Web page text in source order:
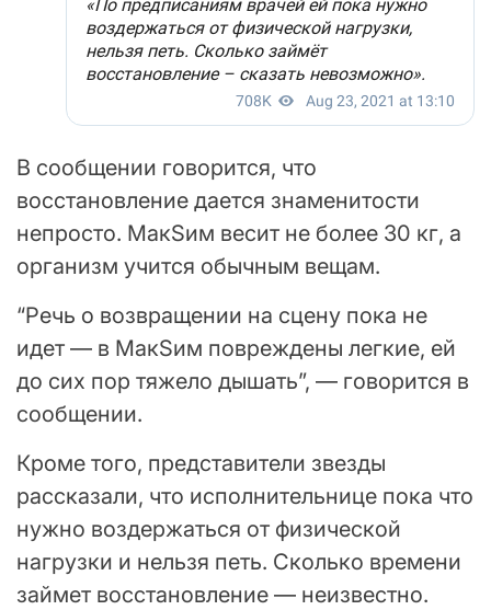
В сообщении говорится, что
восстановление дается знаменитости
непросто. МакSим весит не более 30 кг, а
организм учится обычным вещам.
“Речь о возвращении на сцену пока не
идет — в МакSим повреждены легкие, ей
до сих пор тяжело дышать”, — говорится в
сообщении.
Кроме того, представители звезды
рассказали, что исполнительнице пока что
нужно воздержаться от физической
нагрузки и нельзя петь. Сколько времени
займет восстановление — неизвестно.